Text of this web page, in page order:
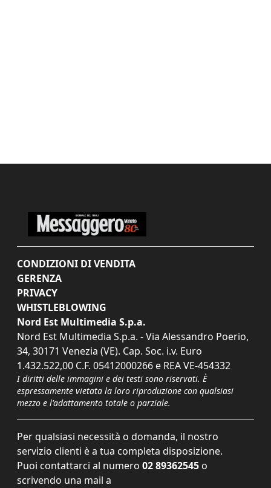
CONDIZIONI DI VENDITA
GERENZA
PRIVACY
WHISTLEBLOWING
Nord Est Multimedia S.p.a.
Nord Est Multimedia S.p.a. - Via Alessandro Poerio,
34, 30171 Venezia (VE). Cap. Soc. i.v. Euro
1.432.522,00 C.F. 05412000266 e REA VE-454332
I diritti delle immagini e dei testi sono riservati. È
espressamente vietata la loro riproduzione con qualsiasi
mezzo e l'adattamento totale o parziale.
Per qualsiasi necessità o domanda, il nostro
servizio clienti è a tua completa disposizione.
Puoi contattarci al numero 02 89362545 o
scrivendo una mail a